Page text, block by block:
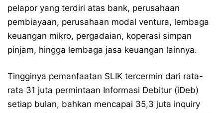
pelapor yang terdiri atas bank, perusahaan
pembiayaan, perusahaan modal ventura, lembaga
keuangan mikro, pergadaian, koperasi simpan
pinjam, hingga lembaga jasa keuangan lainnya.
Tingginya pemanfaatan SLIK tercermin dari rata-
rata 31 juta permintaan Informasi Debitur (iDeb)
setiap bulan, bahkan mencapai 35,3 juta inquiry